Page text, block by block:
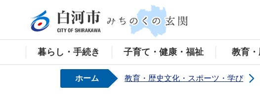
白河市公式ホ
暮らし・手続き 子育て・健康・福祉 教育
ホーム 教育・歴史文化・スポーツ・学び